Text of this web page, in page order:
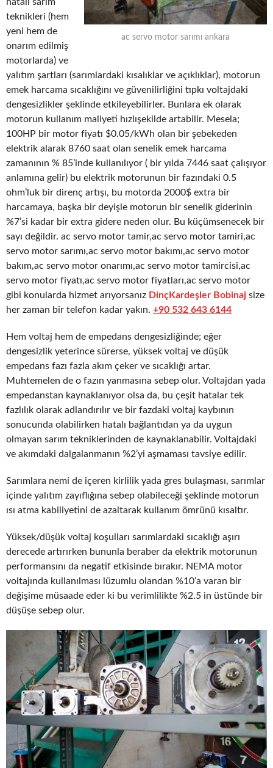
ac servo motor sarımı ankara
teknikleri (hem
yeni hem de
onarım edilmiş
motorlarda) ve
yalıtım şartları (sarımlardaki kısalıklar ve açıklıklar), motorun
emek harcama sıcaklığını ve güvenilirliğini tıpkı voltajdaki
dengesizlikler şeklinde etkileyebilirler. Bunlara ek olarak
motorun kullanım maliyeti hızlışekilde artabilir. Mesela;
100HP bir motor fiyatı $0.05/kWh olan bir şebekeden
elektrik alarak 8760 saat olan senelik emek harcama
zamanının % 85’inde kullanılıyor ( bir yılda 7446 saat çalışıyor
anlamına gelir) bu elektrik motorunun bir fazındaki 0.5
ohm’luk bir direnç artışı, bu motorda 2000$ extra bir
harcamaya, başka bir deyişle motorun bir senelik giderinin
%7’si kadar bir extra gidere neden olur. Bu küçümsenecek bir
sayı değildir. ac servo motor tamir,ac servo motor tamiri,ac
servo motor sarımı,ac servo motor bakımı,ac servo motor
bakım,ac servo motor onarımı,ac servo motor tamircisi,ac
servo motor fiyatı,ac servo motor fiyatları,ac servo motor
gibi konularda hizmet arıyorsanız DinçKardeşler Bobinaj size
her zaman bir telefon kadar yakın. +90 532 643 6144
Hem voltaj hem de empedans dengesizliğinde; eğer
dengesizlik yeterince sürerse, yüksek voltaj ve düşük
empedans fazı fazla akım çeker ve sıcaklığı artar.
Muhtemelen de o fazın yanmasına sebep olur. Voltajdan yada
empedanstan kaynaklanıyor olsa da, bu çeşit hatalar tek
fazlılık olarak adlandırılır ve bir fazdaki voltaj kaybının
sonucunda olabilirken hatalı bağlantıdan ya da uygun
olmayan sarım tekniklerinden de kaynaklanabilir. Voltajdaki
ve akımdaki dalgalanmanın %2’yi aşmaması tavsiye edilir.
Sarımlara nemi de içeren kirlilik yada gres bulaşması, sarımlar
içinde yalıtım zayıflığına sebep olabileceği şeklinde motorun
ısı atma kabiliyetini de azaltarak kullanım ömrünü kısaltır.
Yüksek/düşük voltaj koşulları sarımlardaki sıcaklığı aşırı
derecede artırırken bununla beraber da elektrik motorunun
performansını da negatif etkisinde bırakır. NEMA motor
voltajında kullanılması lüzumlu olandan %10’a varan bir
değişime müsaade eder ki bu verimlilikte %2.5 in üstünde bir
düşüşe sebep olur.